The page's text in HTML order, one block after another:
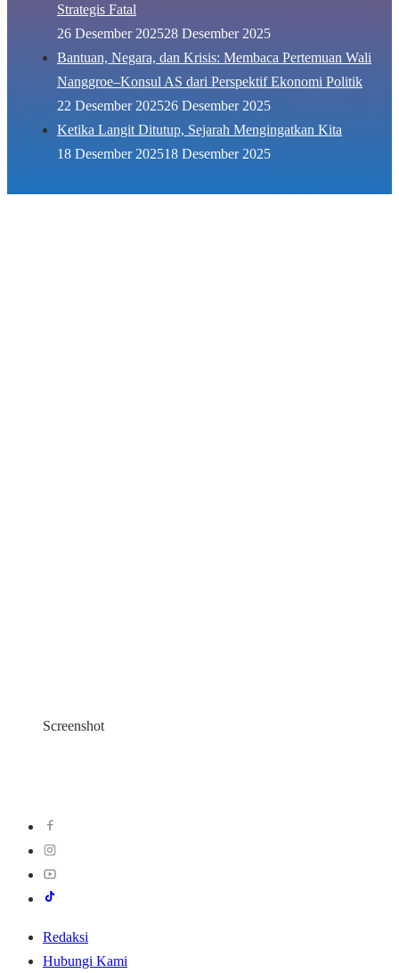
Strategis Fatal
26 Desember 202528 Desember 2025
Bantuan, Negara, dan Krisis: Membaca Pertemuan Wali
Nanggroe–Konsul AS dari Perspektif Ekonomi Politik
22 Desember 202526 Desember 2025
Ketika Langit Ditutup, Sejarah Mengingatkan Kita
18 Desember 202518 Desember 2025
Screenshot
Redaksi
Hubungi Kami